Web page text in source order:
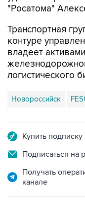
"Росатома"
Транспортная
контуре
владеет
логистического
Новороссийск
Купить
Подписаться на
Получать
канале